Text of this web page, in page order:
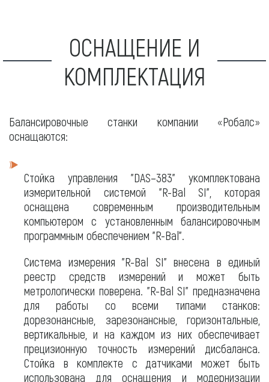
ОСНАЩЕНИЕ И
КОМПЛЕКТАЦИЯ
Балансировочные станки компании «Робалс»
оснащаются:
Стойка управления "DAS–383" укомплектована
измерительной системой "R-Bal SI", которая
оснащена современным производительным
компьютером с установленным балансировочным
программным обеспечением "R-Bal".
Система измерения "R-Bal SI" внесена в единый
реестр средств измерений и может быть
метрологически поверена. "R-Bal SI" предназначена
для работы со всеми типами станков:
дорезонансные, зарезонансные, горизонтальные,
вертикальные, и на каждом из них обеспечивает
прецизионную точность измерений дисбаланса.
Стойка в комплекте с датчиками может быть
использована для оснащения и модернизации